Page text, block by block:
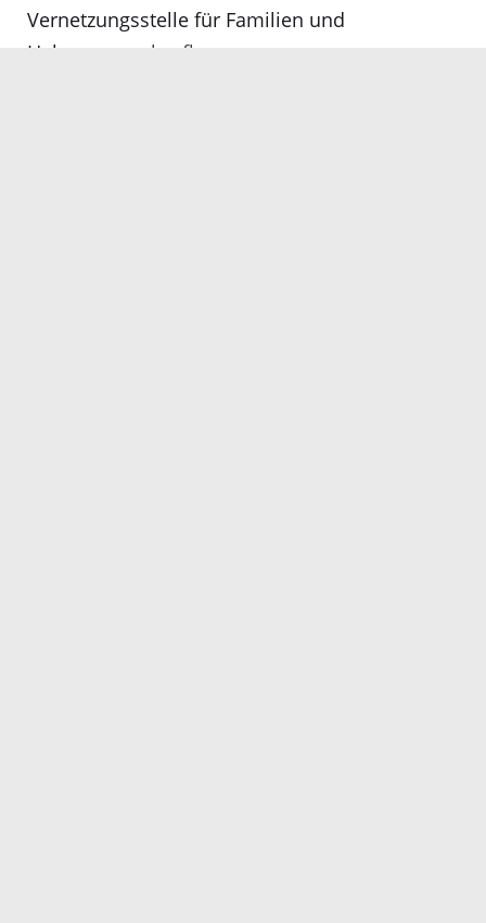
Vernetzungsstelle für Familien und
Hebammen
abrufbar.